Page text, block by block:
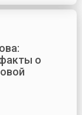
о